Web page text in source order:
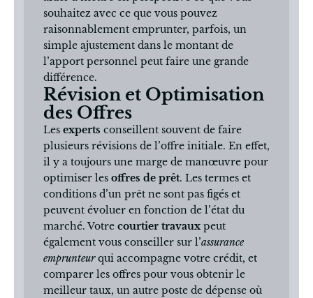
souhaitez avec ce que vous pouvez
raisonnablement emprunter, parfois, un
simple ajustement dans le montant de
l’apport personnel peut faire une grande
différence.
Révision et Optimisation
des Offres
Les experts conseillent souvent de faire
plusieurs révisions de l’offre initiale. En effet,
il y a toujours une marge de manœuvre pour
optimiser les offres de prêt. Les termes et
conditions d’un prêt ne sont pas figés et
peuvent évoluer en fonction de l’état du
marché. Votre courtier travaux peut
également vous conseiller sur l’assurance
emprunteurqui accompagne votre crédit, et
comparer les offres pour vous obtenir le
meilleur taux, un autre poste de dépense où